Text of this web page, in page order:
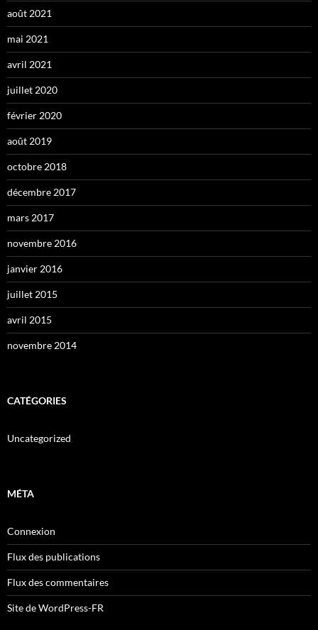
août 2021
mai 2021
avril 2021
juillet 2020
février 2020
août 2019
octobre 2018
décembre 2017
mars 2017
novembre 2016
janvier 2016
juillet 2015
avril 2015
novembre 2014
CATÉGORIES
Uncategorized
MÉTA
Connexion
Flux des publications
Flux des commentaires
Site de WordPress-FR